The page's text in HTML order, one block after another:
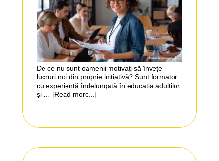
De ce nu sunt oamenii motivați să învețe
lucruri noi din proprie inițiativă? Sunt formator
cu experiență îndelungată în educația adulților
și … [Read more...]